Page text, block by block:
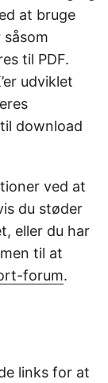
at bruge
til PDF.
udviklet
download
ved at
du støder
eller du har
til at
forum.
links for at